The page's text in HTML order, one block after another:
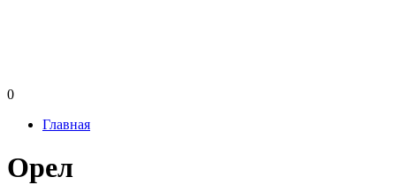
0
Главная
Орел